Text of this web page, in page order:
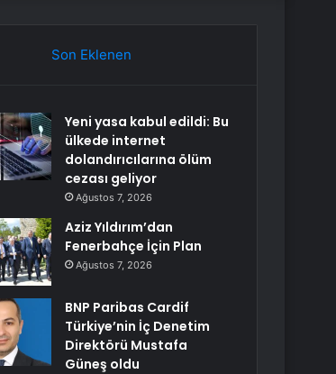
Son Eklenen
Yeni yasa kabul edildi: Bu
ülkede internet
dolandırıcılarına ölüm
cezası geliyor
Ağustos 7, 2026
Aziz Yıldırım’dan
Fenerbahçe İçin Plan
Ağustos 7, 2026
BNP Paribas Cardif
Türkiye’nin İç Denetim
Direktörü Mustafa
Güneş oldu